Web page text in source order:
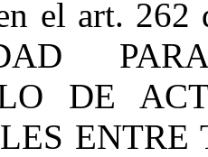
el art.
DE
ENTRE